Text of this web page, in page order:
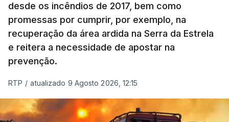
desde os incêndios de 2017, bem como
promessas por cumprir, por exemplo, na
recuperação da área ardida na Serra da Estrela
e reitera a necessidade de apostar na
prevenção.
RTP / atualizado 9 Agosto 2026, 12:15